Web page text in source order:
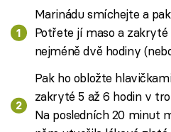
Marinádu smíchejte a
Potřete jí maso a
nejméně dvě hodiny
Pak ho obložte
zakryté 5 až 6 hodin v
Na posledních 20 minut